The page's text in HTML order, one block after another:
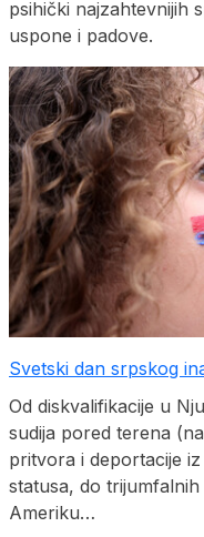
psihički najzahtevnijih
uspone i padove.
Svetski dan srpskog
Od diskvalifikacije u
sudija pored terena
pritvora i deportacije
statusa, do
Ameriku…